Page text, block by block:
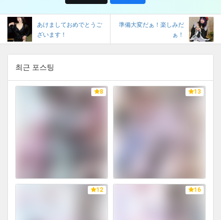
あけましておめでとうご
ざいます！
準備大変だぁ！楽しみだ
ぁ！
최근 포스팅
8 13
12 16